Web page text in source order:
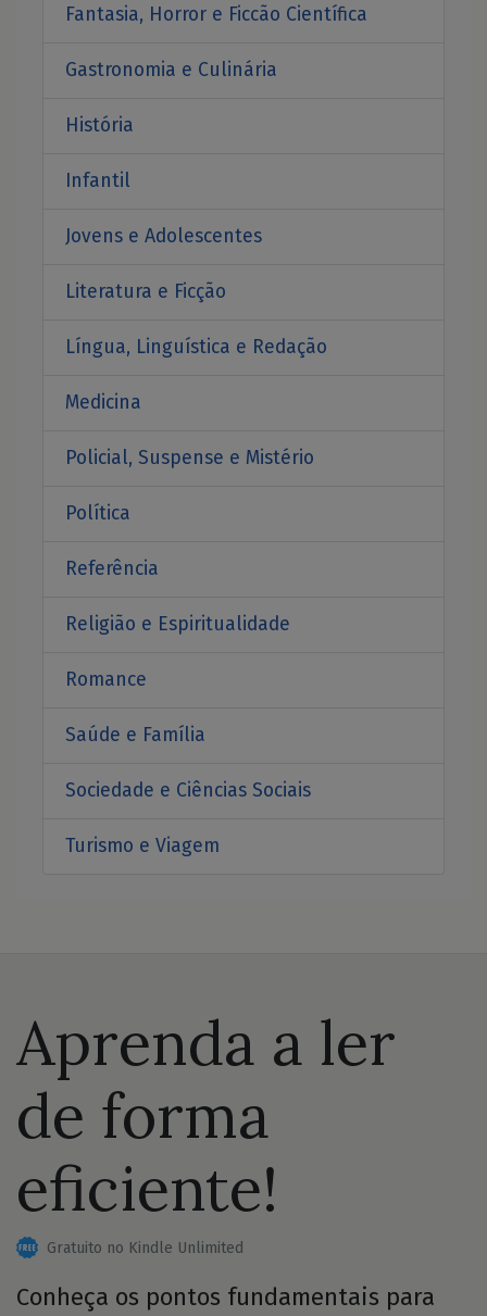
Fantasia, Horror e Ficcão Científica
Gastronomia e Culinária
História
Infantil
Jovens e Adolescentes
Literatura e Ficção
Língua, Linguística e Redação
Medicina
Policial, Suspense e Mistério
Política
Referência
Religião e Espiritualidade
Romance
Saúde e Família
Sociedade e Ciências Sociais
Turismo e Viagem
Aprenda a ler
de forma
eficiente!
Gratuito no Kindle Unlimited
Conheça os pontos fundamentais para